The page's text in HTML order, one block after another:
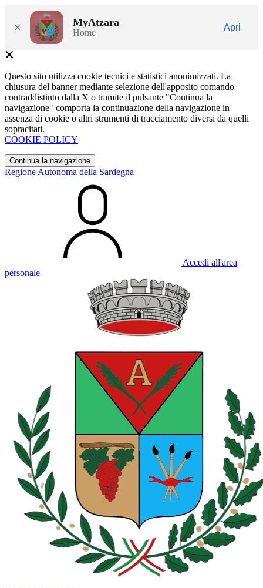
× MyAtzara
Home
Apri
Questo sito utilizza cookie tecnici e statistici anonimizzati. La
chiusura del banner mediante selezione dell'apposito comando
contraddistinto dalla X o tramite il pulsante "Continua la
navigazione" comporta la continuazione della navigazione in
assenza di cookie o altri strumenti di tracciamento diversi da quelli
sopracitati.
COOKIE POLICY
Continua la navigazione
Regione Autonoma della Sardegna
Accedi all'area
personale